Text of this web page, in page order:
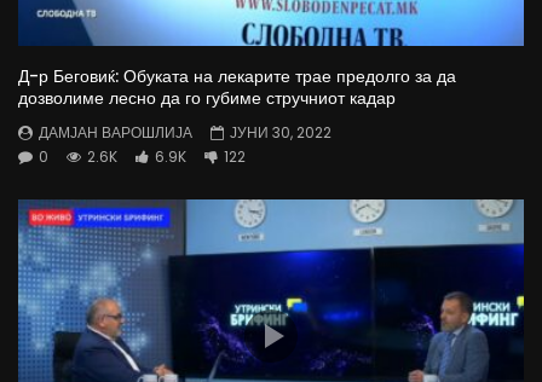
Д-р Беговиќ: Обуката на лекарите трае предолго за да
дозволиме лесно да го губиме стручниот кадар
ДАМЈАН ВАРОШЛИЈА
ЈУНИ 30, 2022
0
2.6K 6.9K 122